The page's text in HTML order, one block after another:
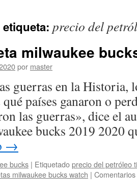
precio del
milwaukee
por master
guerras en la Historia,
países ganaron o
las guerras», dice el
bucks 2019 2020
→
bucks | Etiquetadoprecio del petróleo
milwaukee bucks watch |